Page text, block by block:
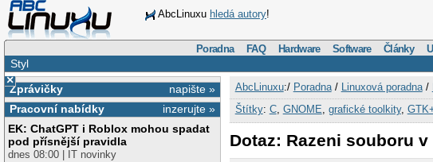
AbcLinuxu hledá autory!
Poradna FAQ Hardware Software Články
Styl
×
napište »
Zprávičky
inzerujte »
Pracovní nabídky
EK: ChatGPT i Roblox mohou spadat
pod přísnější pravidla
dnes 08:00 | IT novinky
AbcLinuxu:/ Poradna/ Linuxová poradna/
Štítky: C, GNOME grafické toolkity,
Dotaz: Razeni souboru